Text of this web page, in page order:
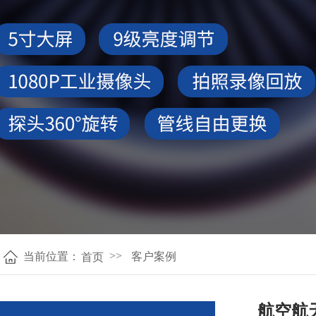
当前位置： 首页 >> 客户案例
航空航